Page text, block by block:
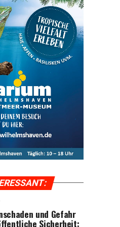
und Gefahr
Sicher­heit: